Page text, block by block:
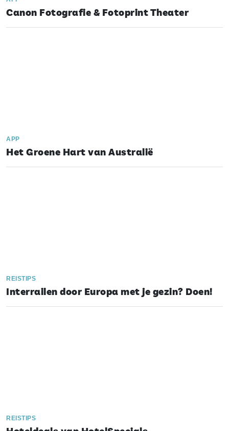
Canon Fotografie & Fotoprint Theater
APP
Het Groene Hart van Australië
REISTIPS
Interrailen door Europa met je gezin? Doen!
REISTIPS